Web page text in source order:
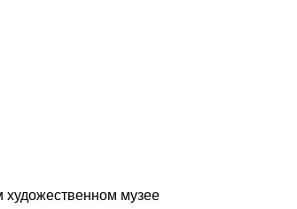
художественном музее